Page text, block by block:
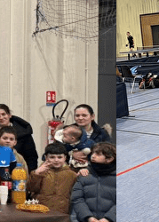
affichées